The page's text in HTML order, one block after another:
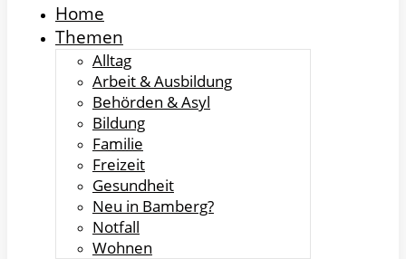
Home
Themen
Alltag
Arbeit & Ausbildung
Behörden & Asyl
Bildung
Familie
Freizeit
Gesundheit
Neu in Bamberg?
Notfall
Wohnen